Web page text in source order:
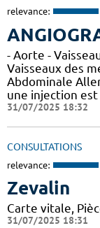
relevance:
- Aorte -
Vaisseaux des
Abdominale
une injection
31/07/2025 18:32
CONSULTATIONS
relevance:
Zevalin
Carte vitale,
31/07/2025 18:31